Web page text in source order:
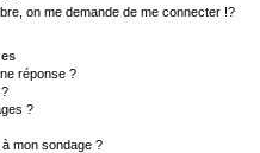
on me demande de me connecter !?
réponse ?
?
mon sondage ?